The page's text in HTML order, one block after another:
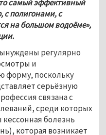
самый эффективный
с полигонами, с
на большом водоёме»,
регулярно
и
форму, поскольку
серьёзную
связана с
среди которых
болезнь
которая возникает